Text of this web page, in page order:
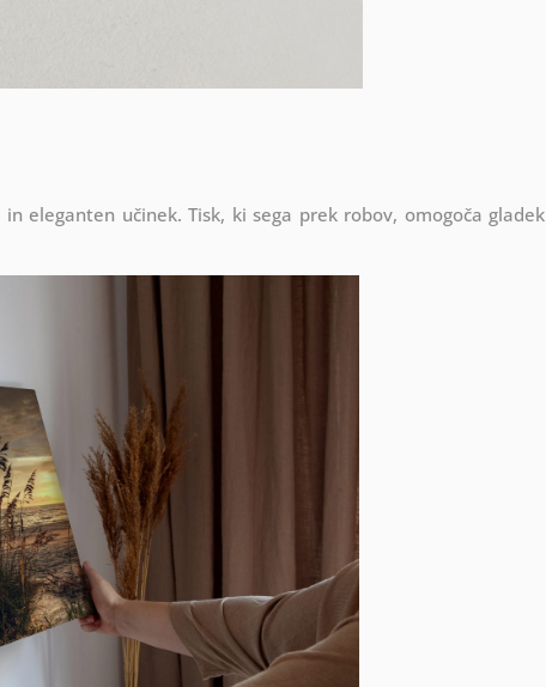
eleganten učinek. Tisk, ki sega prek robov, omogoča gladek